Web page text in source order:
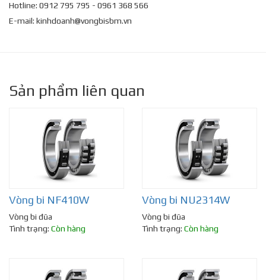
Hotline: 0912 795 795 - 0961 368 566
E-mail: kinhdoanh@vongbisbm.vn
Sản phẩm liên quan
Vòng bi NF410W
Vòng bi đũa
Tình trạng: Còn hàng
Vòng bi NU2314W
Vòng bi đũa
Tình trạng: Còn hàng